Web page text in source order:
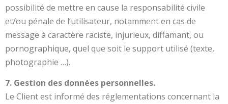
possibilité de mettre en cause la responsabilité civile
et/ou pénale de l’utilisateur, notamment en cas de
message à caractère raciste, injurieux, diffamant, ou
pornographique, quel que soit le support utilisé (texte,
photographie …).
7. Gestion des données personnelles.
Le Client est informé des réglementations concernant la